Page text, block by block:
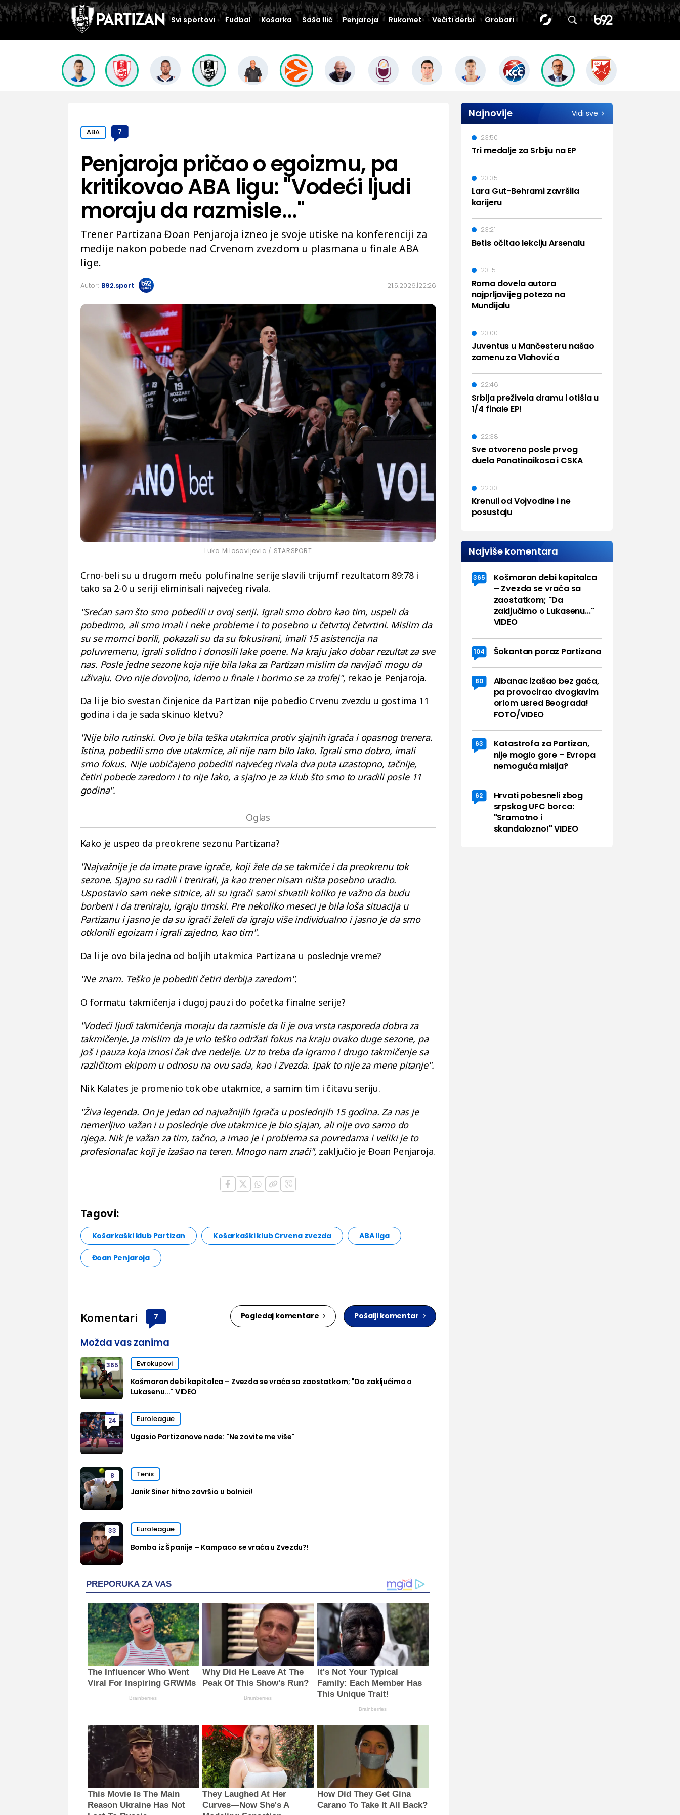
Svi sportovi Fudbal Košarka Saša Ilić Penjaroja Rukomet Večiti derbi Grobari
ABA 7
21.5.2026. 22:26
Penjaroja pričao o egoizmu, pa
kritikovao ABA ligu: "Vodeći ljudi
moraju da razmisle..."
Trener Partizana Đoan Penjaroja izneo je svoje utiske na konferenciji za
medije nakon pobede nad Crvenom zvezdom u plasmana u finale ABA
lige.
Autor: B92.sport
Luka Milosavljevic / STARSPORT
Crno-beli su u drugom meču polufinalne serije slavili trijumf rezultatom 89:78 i
tako sa 2-0 u seriji eliminisali najvećeg rivala.
"Srećan sam što smo pobedili u ovoj seriji. Igrali smo dobro kao tim, uspeli da
pobedimo, ali smo imali i neke probleme i to posebno u četvrtoj četvrtini. Mislim da
su se momci borili, pokazali su da su fokusirani, imali 15 asistencija na
poluvremenu, igrali solidno i donosili lake poene. Na kraju jako dobar rezultat za sve
nas. Posle jedne sezone koja nije bila laka za Partizan mislim da navijači mogu da
uživaju. Ovo nije dovoljno, idemo u finale i borimo se za trofej", rekao je Penjaroja.
Da li je bio svestan činjenice da Partizan nije pobedio Crvenu zvezdu u gostima 11
godina i da je sada skinuo kletvu?
"Nije bilo rutinski. Ovo je bila teška utakmica protiv sjajnih igrača i opasnog trenera.
Istina, pobedili smo dve utakmice, ali nije nam bilo lako. Igrali smo dobro, imali
smo fokus. Nije uobičajeno pobediti najvećeg rivala dva puta uzastopno, tačnije,
četiri pobede zaredom i to nije lako, a sjajno je za klub što smo to uradili posle 11
godina".
Kako je uspeo da preokrene sezonu Partizana?
"Najvažnije je da imate prave igrače, koji žele da se takmiče i da preokrenu tok
sezone. Sjajno su radili i trenirali, ja kao trener nisam ništa posebno uradio.
Uspostavio sam neke sitnice, ali su igrači sami shvatili koliko je važno da budu
borbeni i da treniraju, igraju timski. Pre nekoliko meseci je bila loša situacija u
Partizanu i jasno je da su igrači želeli da igraju više individualno i jasno je da smo
otklonili egoizam i igrali zajedno, kao tim".
Da li je ovo bila jedna od boljih utakmica Partizana u poslednje vreme?
"Ne znam. Teško je pobediti četiri derbija zaredom".
O formatu takmičenja i dugoj pauzi do početka finalne serije?
"Vodeći ljudi takmičenja moraju da razmisle da li je ova vrsta rasporeda dobra za
takmičenje. Ja mislim da je vrlo teško održati fokus na kraju ovako duge sezone, pa
još i pauza koja iznosi čak dve nedelje. Uz to treba da igramo i drugo takmičenje sa
različitom ekipom u odnosu na ovu sada, kao i Zvezda. Ipak to nije za mene pitanje".
Nik Kalates je promenio tok obe utakmice, a samim tim i čitavu seriju.
"Živa legenda. On je jedan od najvažnijih igrača u poslednjih 15 godina. Za nas je
nemerljivo važan i u poslednje dve utakmice je bio sjajan, ali nije ovo samo do
njega. Nik je važan za tim, tačno, a imao je i problema sa povredama i veliki je to
profesionalac koji je izašao na teren. Mnogo nam znači", zaključio je Đoan Penjaroja.
Tagovi:
Košarkaški klub Partizan Košarkaški klub Crvena zvezda ABA liga
Đoan Penjaroja
Komentari 7 Pogledaj komentare Pošalji komentar
Možda vas zanima
365 Evrokupovi
Košmaran debi kapitalca – Zvezda se vraća sa zaostatkom; "Da zaključimo o
Lukasenu..." VIDEO
24 Euroleague
Ugasio Partizanove nade: "Ne zovite me više"
8 Tenis
Janik Siner hitno završio u bolnici!
33 Euroleague
Bomba iz Španije – Kampaco se vraća u Zvezdu?!
PREPORUKA ZA VAS
The Influencer Who Went
Viral For Inspiring GRWMs
Brainberries
Why Did He Leave At The
Peak Of This Show's Run?
Brainberries
It's Not Your Typical
Family: Each Member Has
This Unique Trait!
Brainberries
This Movie Is The Main
Reason Ukraine Has Not
They Laughed At Her
Curves—Now She's A
How Did They Get Gina
Carano To Take It All Back?
Najnovije Vidi sve
Tri medalje za Srbiju na EP
23:50
Lara Gut-Behrami završila
karijeru
23:35
Betis očitao lekciju Arsenalu
23:21
Roma dovela autora
najprljavijeg poteza na
Mundijalu
23:15
Juventus u Mančesteru našao
zamenu za Vlahovića
23:00
Srbija preživela dramu i otišla u
1/4 finale EP!
22:46
Sve otvoreno posle prvog
duela Panatinaikosa i CSKA
22:38
Krenuli od Vojvodine i ne
posustaju
22:33
Najviše komentara
365
Košmaran debi kapitalca
– Zvezda se vraća sa
zaostatkom; "Da
zaključimo o Lukasenu..."
VIDEO
104 Šokantan poraz Partizana
80
Albanac izašao bez gaća,
pa provocirao dvoglavim
orlom usred Beograda!
FOTO/VIDEO
63
Katastrofa za Partizan,
nije moglo gore – Evropa
nemoguća misija?
62
Hrvati pobesneli zbog
srpskog UFC borca:
"Sramotno i
skandalozno!" VIDEO